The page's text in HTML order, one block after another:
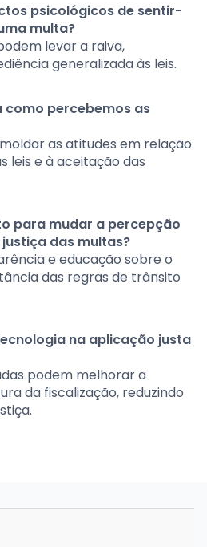
psicológicos de sentir-
multa?
levar a raiva,
generalizada às leis.
como percebemos as
as atitudes em relação
leis e à aceitação das
para mudar a percepção
das multas?
e educação sobre o
das regras de trânsito
na aplicação justa
podem melhorar a
da fiscalização, reduzindo